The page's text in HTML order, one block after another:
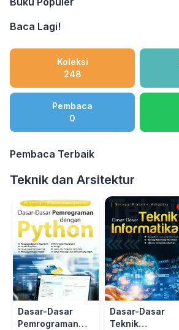
Baca Lagi!
Koleksi
248
Pembaca
0
Pembaca Terbaik
Teknik dan Arsitektur
Dasar-Dasar
Pemrograman
Dasar-Dasar
Teknik